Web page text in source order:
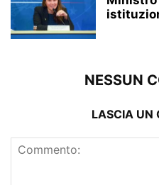
NESSUN
LASCIA UN